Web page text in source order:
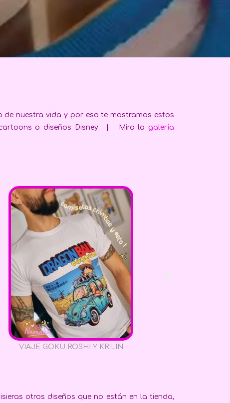
de nuestra vida y por eso te mostramos estos
cartoons o diseños Disney. | Mira la galería
VIAJE GOKU ROSHI Y KRILIN
otros diseños que no están en la tienda,